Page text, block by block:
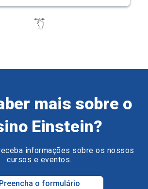
mais sobre o
Einstein?
informações sobre os nossos
cursos e eventos.
Preencha o formulário